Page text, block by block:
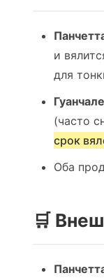
и
для
Гуанчале
(часто
срок
Оба
🛒